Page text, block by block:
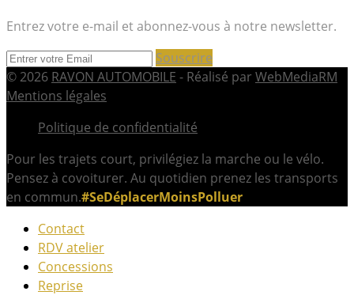
Entrez votre e-mail et abonnez-vous à notre newsletter.
Souscrire
© 2026 RAVON AUTOMOBILE - Réalisé par WebMediaRM
Mentions légales
Politique de confidentialité
Pour les trajets court, privilégiez la marche ou le vélo.
Pensez à covoiturer. Au quotidien prenez les transports
en commun.#SeDéplacerMoinsPolluer
Contact
RDV atelier
Concessions
Reprise